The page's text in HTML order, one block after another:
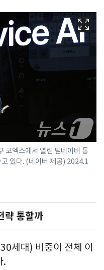
코엑스에서 열린 팀네이버 통
있다. (네이버 제공) 2024.1
략 통할까
세대) 비중이 전체 이
.